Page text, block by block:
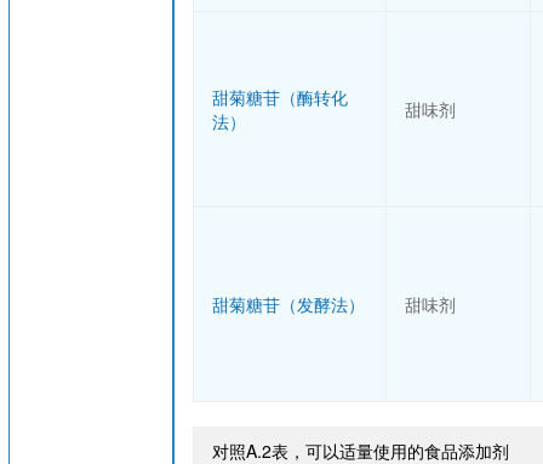
甜菊糖苷（酶转化
法）
甜味剂
甜菊糖苷（发酵法） 甜味剂
对照A.2表，可以适量使用的食品添加剂